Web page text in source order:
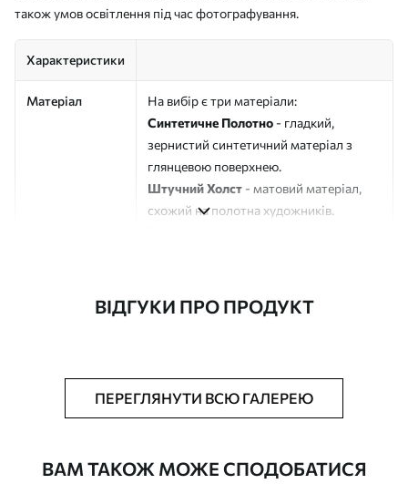
також умов освітлення під час фотографування.
Характеристики
Матеріал
На вибір є три матеріали:
Синтетичне Полотно - гладкий,
зернистий синтетичний матеріал з
глянцевою поверхнею.
Штучний Холст - матовий матеріал,
схожий на полотна художників.
Додатково Можна додати лакове покриття.
ВІДГУКИ ПРО ПРОДУКТ
ПЕРЕГЛЯНУТИ ВСЮ ГАЛЕРЕЮ
ВАМ ТАКОЖ МОЖЕ СПОДОБАТИСЯ